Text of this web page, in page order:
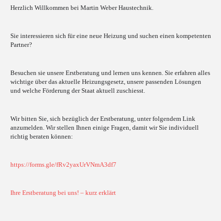
Herzlich Willkommen bei Martin Weber Haustechnik.
Sie interessieren sich für eine neue Heizung und suchen einen kompetenten
Partner?
Besuchen sie unsere Erstberatung und lernen uns kennen. Sie erfahren alles
wichtige über das aktuelle Heizungsgesetz, unsere passenden Lösungen
und welche Förderung der Staat aktuell zuschiesst.
Wir bitten Sie, sich bezüglich der Erstberatung, unter folgendem Link
anzumelden. Wir stellen Ihnen einige Fragen, damit wir Sie individuell
richtig beraten können:
https://forms.gle/fRv2yaxUrVNmA3df7
Ihre Erstberatung bei uns! – kurz erklärt